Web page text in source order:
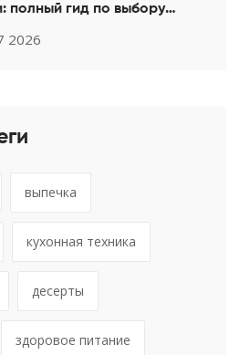
полный гид по выбору
2026
выпечка
кухонная техника
десерты
здоровое питание